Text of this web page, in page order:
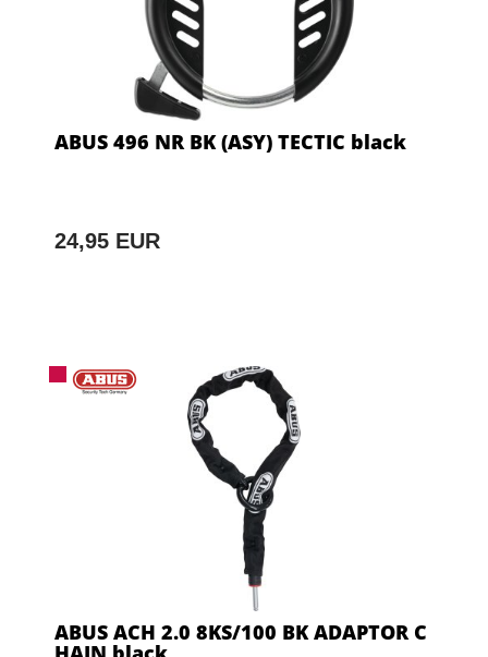
ABUS 496 NR BK (ASY) TECTIC black
24,95 EUR
ABUS ACH 2.0 8KS/100 BK ADAPTOR C